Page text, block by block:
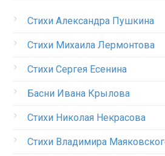
Стихи Александра Пушкина
Стихи Михаила Лермонтова
Стихи Сергея Есенина
Басни Ивана Крылова
Стихи Николая Некрасова
Стихи Владимира